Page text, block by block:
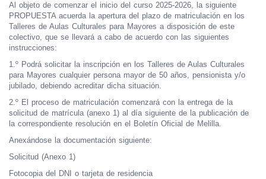
Al objeto de comenzar el inicio del curso 2025-2026, la siguiente
PROPUESTA acuerda la apertura del plazo de matriculación en los
Talleres de Aulas Culturales para Mayores a disposición de este
colectivo, que se llevará a cabo de acuerdo con las siguientes
instrucciones:
1.º Podrá solicitar la inscripción en los Talleres de Aulas Culturales
para Mayores cualquier persona mayor de 50 años, pensionista y/o
jubilado, debiendo acreditar dicha situación.
2.º El proceso de matriculación comenzará con la entrega de la
solicitud de matrícula (anexo 1) al día siguiente de la publicación de
la correspondiente resolución en el Boletín Oficial de Melilla.
Anexándose la documentación siguiente:
Solicitud (Anexo 1)
Fotocopia del DNI o tarjeta de residencia